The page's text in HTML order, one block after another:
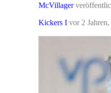
McVillager
Kickers I vor 2